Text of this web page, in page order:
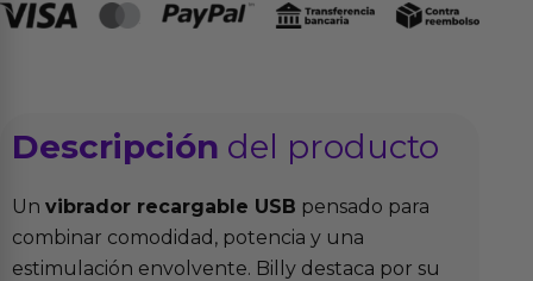
Descripción del producto
Un vibrador recargable USB pensado para
combinar comodidad, potencia y una
estimulación envolvente. Billy destaca por su